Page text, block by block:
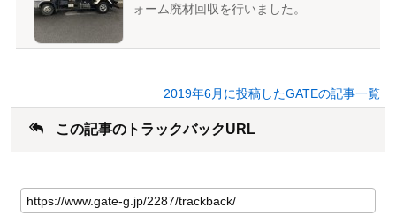
ォーム廃材回収を行いました。
2019年6月に投稿したGATEの記事一覧
この記事のトラックバックURL
の
記